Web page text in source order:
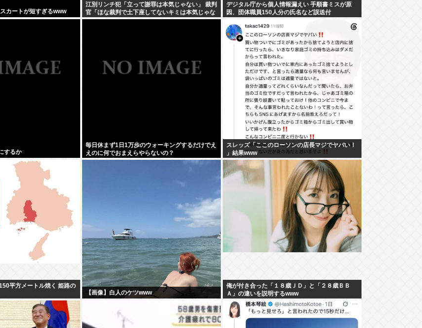
カートが短すぎるwww
江別リンチ犯「立って謝罪は本気じゃない」 裁判
官「ほな裁判で土下座してないキミは本気じゃな
いな」
デジタル庁から個人情報漏えい 手順書ミスが原
因、団体職員150人分の氏名など誤送付
するか
毎日休まず1日1万歩のウォーキングするだけでえ
えのに何でおまえらやらないの？
スレッズ「ここのローソンの店長マジでヤバい！
」結果www
平方メートル焼く 姫路の
【画像】白人のケツwww
俺が付き合った「１８歳ＪＤ」と「２８歳ＢＢ
Ａ」の違いを説明するwww